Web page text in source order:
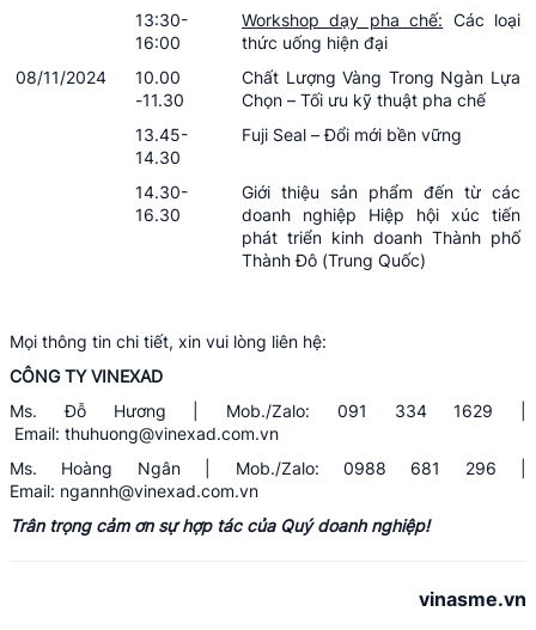
13:30-
16:00
Workshop dạy pha chế: Các loại
thức uống hiện đại
08/11/2024
10.00
-11.30
Chất Lượng Vàng Trong Ngàn Lựa
Chọn – Tối ưu kỹ thuật pha chế
13.45-
14.30
Fuji Seal – Đổi mới bền vững
14.30-
16.30
Giới thiệu sản phẩm đến từ các
doanh nghiệp Hiệp hội xúc tiến
phát triển kinh doanh Thành phố
Thành Đô (Trung Quốc)
Mọi thông tin chi tiết, xin vui lòng liên hệ:
CÔNG TY VINEXAD
Ms. Đỗ Hương | Mob./Zalo: 091 334 1629 |
Email: thuhuong@vinexad.com.vn
Ms. Hoàng Ngân | Mob./Zalo: 0988 681 296 |
Email: ngannh@vinexad.com.vn
Trân trọng cảm ơn sự hợp tác của Quý doanh nghiệp!
vinasme.vn